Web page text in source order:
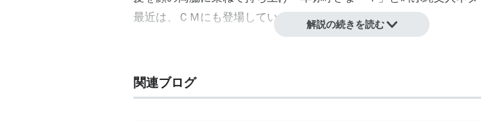
最近は、ＣＭにも登場している。
au（仲間由紀恵らと共演）
NIKON"COOL PICS"（浅田真央らと共演）
解説の続きを読む
関連ブログ